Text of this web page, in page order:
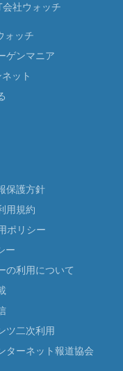
社ウォッチ
ォッチ
ゲンマニア
ット
保護方針
用規約
ポリシー
ー
の利用について
ツ二次利用
ターネット報道協会